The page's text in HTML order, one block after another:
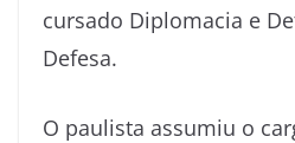
cursado Diplomacia e
Defesa.
O paulista assumiu o